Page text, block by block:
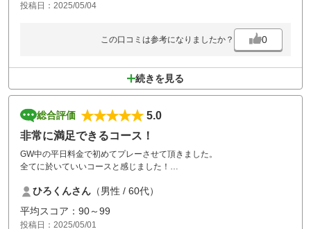
投稿日：2025/05/04
この口コミは参考になりましたか？ 0
続きを見る
総合評価
5.0
非常に満足できるコース！
GW中の平日料金で初めてプレーさせて頂きました。
全てに於いていいコースと感じました！
しいグリーンです！
また平日料金の時にお伺いさせて頂き、リベンジしたいです！
ひろくんさん （男性 / 60代）
平均スコア：90～99
投稿日：2025/05/01